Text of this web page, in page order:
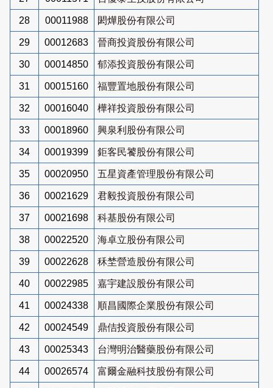
28 00011988 閎燁股份有限公司
29 00012683 晉商投資股份有限公司
30 00014850 郁添投資股份有限公司
31 00015160 福豐置地股份有限公司
32 00016040 樺祥投資股份有限公司
33 00018960 興泉利股份有限公司
34 00019399 鉅客民饕股份有限公司
35 00020950 五星資產管理股份有限公司
36 00021629 君毅投資股份有限公司
37 00021698 科基股份有限公司
38 00022520 海卓立股份有限公司
39 00022628 秝埜營造股份有限公司
40 00022985 嘉宇建設股份有限公司
41 00024338 順昌國際企業股份有限公司
42 00024549 鼎佶投資股份有限公司
43 00025343 台灣明治醫藥股份有限公司
44 00026574 富爾金融科技股份有限公司